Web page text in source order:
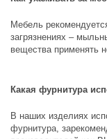
Мебель
загрязнениях –
вещества применять
Какая фурнитура
В наших изделиях
фурнитура,